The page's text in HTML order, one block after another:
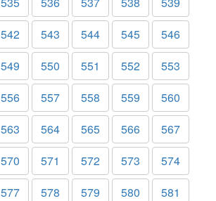
542 543 544 545
546
549 550 551 552
553
556 557 558 559
560
563 564 565 566
567
570 571 572 573
574
577 578 579 580
581